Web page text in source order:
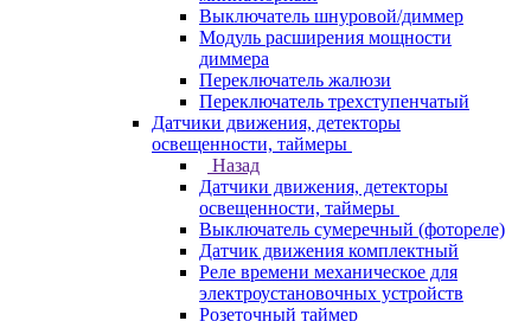
Выключатель шнуровой/диммер
Модуль расширения мощности
диммера
Переключатель жалюзи
Переключатель трехступенчатый
Датчики движения, детекторы
освещенности, таймеры
Назад
Датчики движения, детекторы
освещенности, таймеры
Выключатель сумеречный (фотореле)
Датчик движения комплектный
Реле времени механическое для
электроустановочных устройств
Розеточный таймер